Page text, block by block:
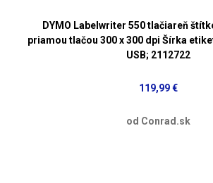
DYMO Labelwriter 550 tlačiareň
priamou tlačou 300 x 300 dpi Šírka
USB; 2112722
119,99 €
od Conrad.sk